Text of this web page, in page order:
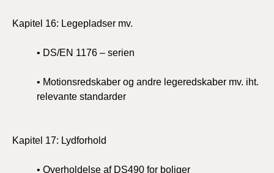
Kapitel 16: Legepladser mv.
• DS/EN 1176 – serien
• Motionsredskaber og andre legeredskaber mv. iht.
relevante standarder
Kapitel 17: Lydforhold
• Overholdelse af DS490 for boliger